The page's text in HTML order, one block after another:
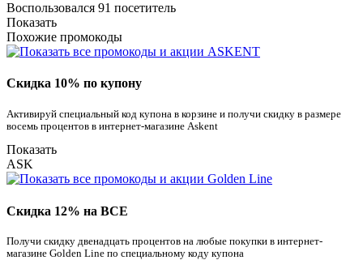
Воспользовался 91 посетитель
Показать
Похожие промокоды
Скидка 10% по купону
Активируй специальный код купона в корзине и получи скидку в размере
восемь процентов в интернет-магазине Askent
Показать
ASK
Скидка 12% на ВСЕ
Получи скидку двенадцать процентов на любые покупки в интернет-
магазине Golden Line по специальному коду купона